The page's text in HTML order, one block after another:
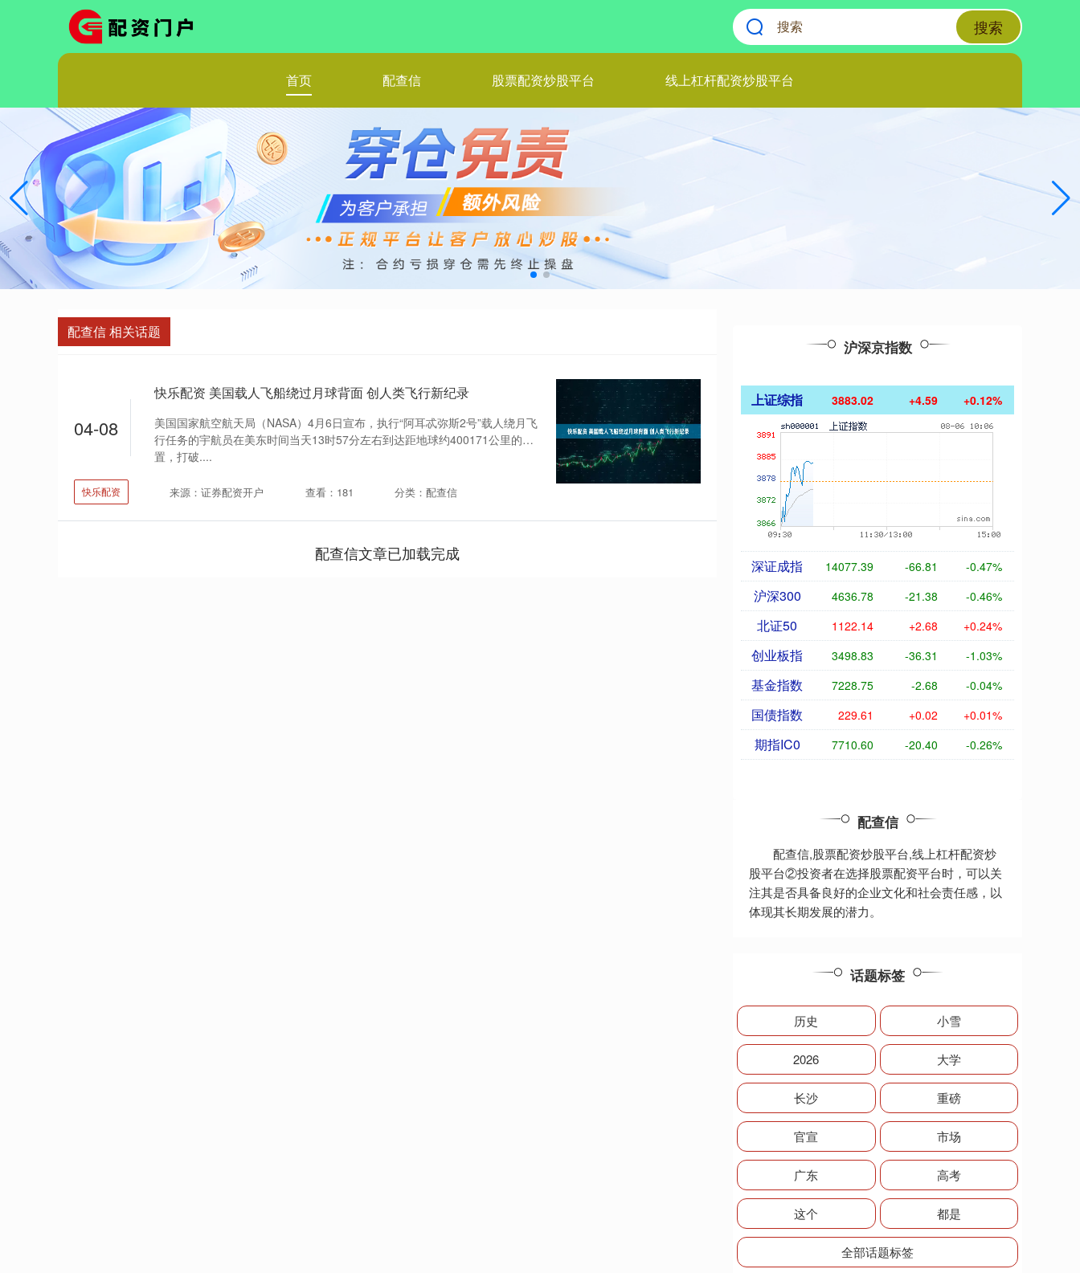
搜索
首页 配查信 股票配资炒股平台 线上杠杆配资炒股平台
配查信 相关话题
04-08
快乐配资 美国载人飞船绕过月球背面 创人类飞行新纪录
美国国家航空航天局（NASA）4月6日宣布，执行“阿耳忒弥斯2号”载人绕月飞
行任务的宇航员在美东时间当天13时57分左右到达距地球约400171公里的位
置，打破....
快乐配资 来源：证券配资开户 查看：181 分类：配查信
配查信文章已加载完成
沪深京指数
上证综指 3883.02 +4.59 +0.12%
深证成指 14077.39 -66.81 -0.47%
沪深300 4636.78 -21.38 -0.46%
北证50 1122.14 +2.68 +0.24%
创业板指 3498.83 -36.31 -1.03%
基金指数 7228.75 -2.68 -0.04%
国债指数 229.61 +0.02 +0.01%
期指IC0 7710.60 -20.40 -0.26%
配查信
配查信,股票配资炒股平台,线上杠杆配资炒
股平台②投资者在选择股票配资平台时，可以关
注其是否具备良好的企业文化和社会责任感，以
体现其长期发展的潜力。
话题标签
历史 小雪
2026 大学
长沙 重磅
官宣 市场
广东 高考
这个 都是
全部话题标签